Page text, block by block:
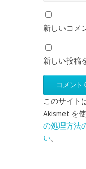
新しいコメ
新しい投稿
このサイト
Akismet を
の処理方法
い。